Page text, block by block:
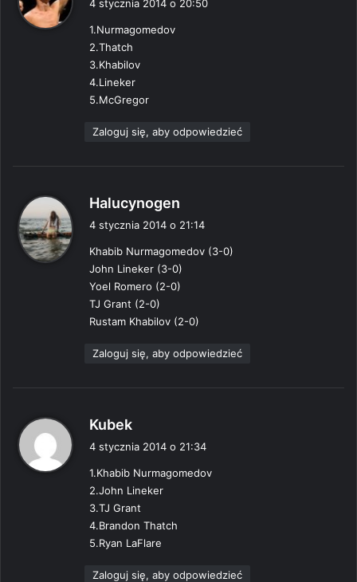
z
e
:
4 stycznia 2014 o 20:50
1.Nurmagomedov
2.Thatch
3.Khabilov
4.Lineker
5.McGregor
Zaloguj się, aby odpowiedzieć
Halucynogen
z
e
4 stycznia 2014 o 21:14
Khabib Nurmagomedov (3-0)
John Lineker (3-0)
Yoel Romero (2-0)
TJ Grant (2-0)
Rustam Khabilov (2-0)
Zaloguj się, aby odpowiedzieć
Kubek
z
e
:
4 stycznia 2014 o 21:34
1.Khabib Nurmagomedov
2.John Lineker
3.TJ Grant
4.Brandon Thatch
5.Ryan LaFlare
Zaloguj się, aby odpowiedzieć